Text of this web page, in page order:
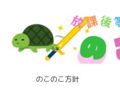
のこのこ方針